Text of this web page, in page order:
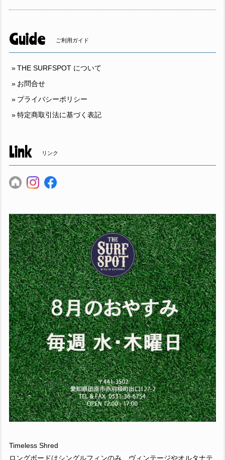
Guide ご利用ガイド
THE SURFSPOT について
お問合せ
プライバシーポリシー
特定商取引法に基づく表記
Link リンク
Timeless Shred
ロングボードはシングルフィンのみ、ヴィンテージやオルタナテ